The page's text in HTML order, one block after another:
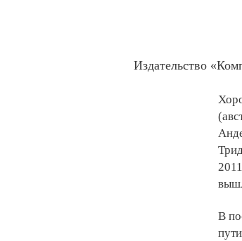
Издательство
В